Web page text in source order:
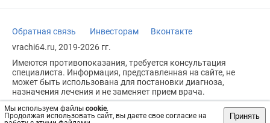
Мы используем файлы cookie.
Продолжая использовать сайт, вы даете свое согласие на
Принять
Обратная связь Инвесторам
Вконтакте
vrachi64.ru, 2019-2026 гг.
Имеются противопоказания, требуется консультация
специалиста. Информация, представленная на сайте, не
может быть использована для постановки диагноза,
назначения лечения и не заменяет прием врача.
Возрастное ограничение: 18+